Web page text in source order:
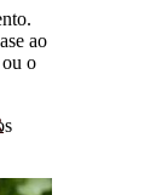
ao
o